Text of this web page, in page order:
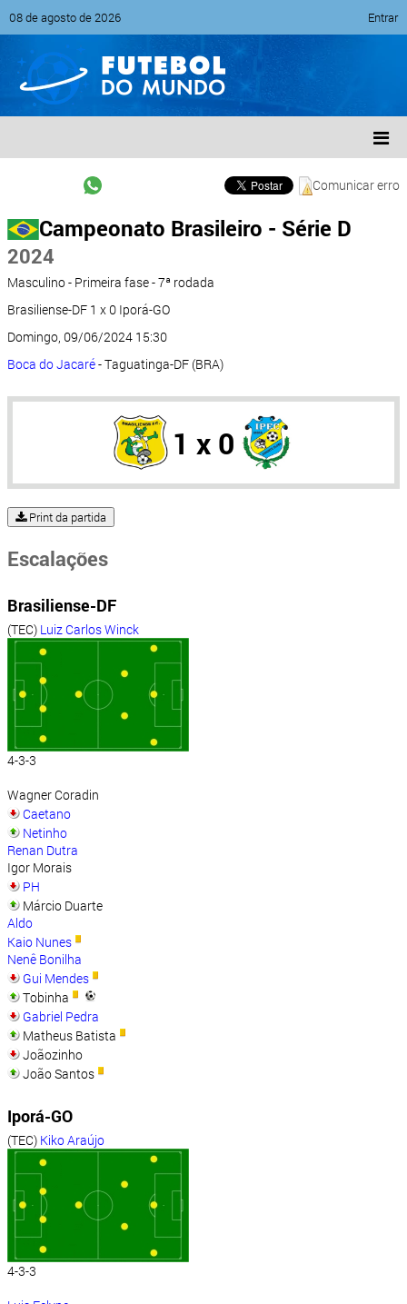
08 de agosto de 2026 Entrar
Comunicar erro
Campeonato Brasileiro - Série D
2024
Masculino - Primeira fase - 7ª rodada
Brasiliense-DF 1 x 0 Iporá-GO
Domingo, 09/06/2024 15:30
Boca do Jacaré- Taguatinga-DF (BRA)
1 x 0
Print da partida
Escalações
Brasiliense-DF
(TEC) Luiz Carlos Winck
4-3-3
Wagner Coradin
Caetano
Netinho
Renan Dutra
Igor Morais
PH
Márcio Duarte
Aldo
Kaio Nunes
Nenê Bonilha
Gui Mendes
Tobinha
Gabriel Pedra
Matheus Batista
Joãozinho
João Santos
Iporá-GO
(TEC) Kiko Araújo
4-3-3